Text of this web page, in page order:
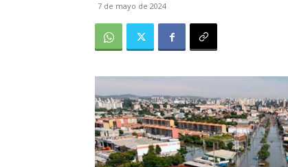
7 de mayo de 2024